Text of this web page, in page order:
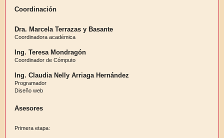
Coordinación
Dra. Marcela Terrazas y Basante
Coordinadora académica
Ing. Teresa Mondragón
Coordinador de Cómputo
Ing. Claudia Nelly Arriaga Hernández
Programador
Diseño web
Asesores
Primera etapa: